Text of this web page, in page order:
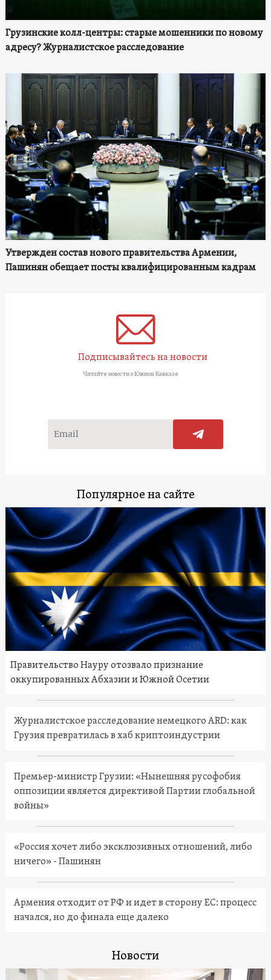
Грузинские колл-центры: старые мошенники по новому
адресу? Журналистское расследование
Утвержден состав нового правительства Армении,
Пашинян обещает посты квалифицированным кадрам
Подписывайтесь на новости
Читайте новости о Южном Кавказе
Популярное на сайте
Правительство Науру отозвало признание
оккупированных Абхазии и Южной Осетии
Журналистское расследование немецкого ARD: как
Грузия превратилась в хаб криптоиндустрии
Премьер-министр Грузии: «Нынешняя русофобия
оппозиции является директивой Партии глобальной
войны»
«Россия хочет либо эксклюзивных отношений, либо
ничего» - Пашинян
Армения отходит от РФ и идет в сторону ЕС: процесс
начался, но до финала еще далеко
Новости